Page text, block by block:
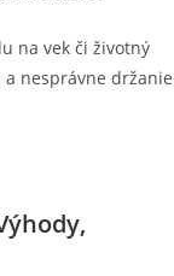
na vek či životný
nesprávne držanie